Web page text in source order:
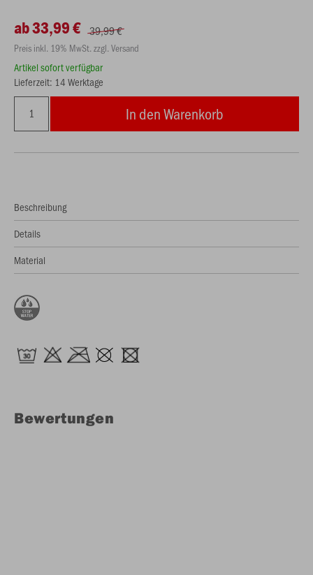
ab 33,99 € 39,99 €
Preis inkl. 19% MwSt. zzgl. Versand
Artikel sofort verfügbar
Lieferzeit: 14 Werktage
In den Warenkorb
Beschreibung
Details
Material
Bewertungen